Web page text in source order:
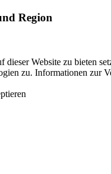
Region
dieser Website zu bieten
zu. Informationen zur